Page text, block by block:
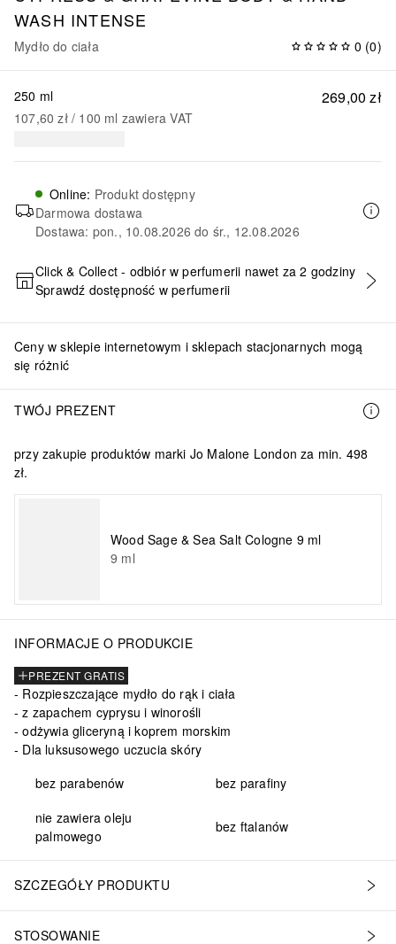
WASH INTENSE
Mydło do ciała 0 (0)
269,00 zł
250 ml
107,60 zł / 100 ml zawiera VAT
Online: Produkt dostępny
Darmowa dostawa
Dostawa: pon., 10.08.2026 do śr., 12.08.2026
DODAJ DO KOSZYKA
Click & Collect - odbiór w perfumerii nawet za 2 godziny
Sprawdź dostępność w perfumerii
Ceny w sklepie internetowym i sklepach stacjonarnych mogą
się różnić
TWÓJ PREZENT
przy zakupie produktów marki Jo Malone London za min. 498
zł.
Wood Sage & Sea Salt Cologne 9 ml
9 ml
INFORMACJE O PRODUKCIE
PREZENT GRATIS
Rozpieszczające mydło do rąk i ciała
z zapachem cyprysu i winorośli
odżywia gliceryną i koprem morskim
Dla luksusowego uczucia skóry
bez parabenów
bez parafiny
nie zawiera oleju
palmowego
bez ftalanów
SZCZEGÓŁY PRODUKTU
STOSOWANIE